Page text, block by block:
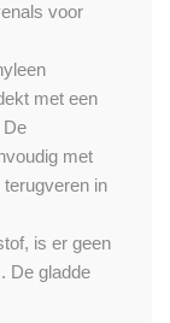
voor
met een
De
met
terugveren in
is er geen
De gladde